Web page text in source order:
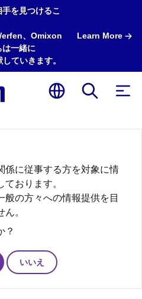
を見つけるこ
、Omixon
一緒に
ていきます。
Learn More
係に従事する方を対象に情
おります。
般の方々への情報提供を目
。
？
いいえ